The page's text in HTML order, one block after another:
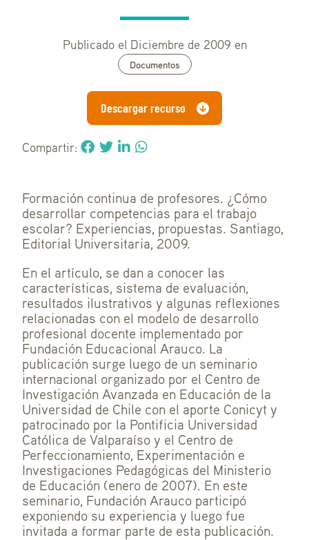
Publicado el Diciembre de 2009 en
Documentos
Descargar recurso
Compartir:
Formación continua de profesores. ¿Cómo
desarrollar competencias para el trabajo
escolar? Experiencias, propuestas. Santiago,
Editorial Universitaria, 2009.
En el artículo, se dan a conocer las
características, sistema de evaluación,
resultados ilustrativos y algunas reflexiones
relacionadas con el modelo de desarrollo
profesional docente implementado por
Fundación Educacional Arauco. La
publicación surge luego de un seminario
internacional organizado por el Centro de
Investigación Avanzada en Educación de la
Universidad de Chile con el aporte Conicyt y
patrocinado por la Pontificia Universidad
Católica de Valparaíso y el Centro de
Perfeccionamiento, Experimentación e
Investigaciones Pedagógicas del Ministerio
de Educación (enero de 2007). En este
seminario, Fundación Arauco participó
exponiendo su experiencia y luego fue
invitada a formar parte de esta publicación.